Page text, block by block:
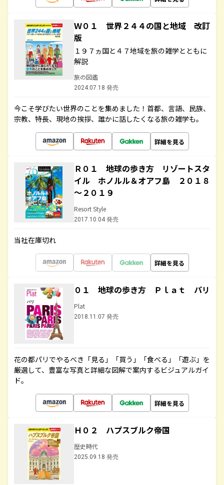
Ｗ０１ 世界２４４の国と地域 改訂
版
１９７ヵ国と４７地域を旅の雑学とともに
解説
旅の図鑑
2024.07.18 発売
今こそ学びたい世界のことを集めました！首都、言語、民族、
宗教、特長、現地の挨拶、誰かに話したくなる旅の雑学も。
詳細を見る
Ｒ０１ 地球の歩き方 リゾートスタ
イル ホノルル＆オアフ島 ２０１８
～２０１９
Resort Style
2017.10.04 発売
当社在庫切れ
詳細を見る
０１ 地球の歩き方 Ｐｌａｔ パリ
Plat
2018.11.07 発売
花の都パリでやるべき「見る」「買う」「食べる」「遊ぶ」を
厳選して、豊富な写真と詳細な図解で案内するビジュアルガイ
ド。
詳細を見る
Ｈ０２ ハプスブルク帝国
歴史時代
2025.09.18 発売